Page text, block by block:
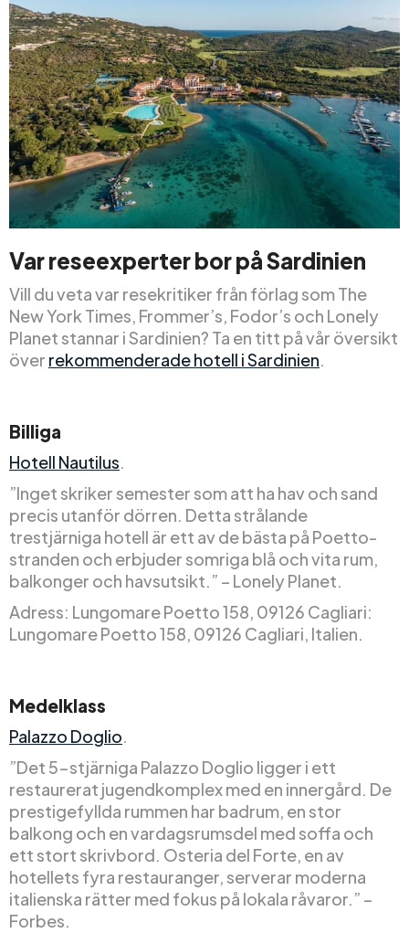
Var reseexperter bor på Sardinien
Vill du veta var resekritiker från förlag som The
New York Times, Frommer’s, Fodor’s och Lonely
Planet stannar i Sardinien? Ta en titt på vår översikt
över rekommenderade hotell i Sardinien.
Billiga
Hotell Nautilus.
”Inget skriker semester som att ha hav och sand
precis utanför dörren. Detta strålande
trestjärniga hotell är ett av de bästa på Poetto-
stranden och erbjuder somriga blå och vita rum,
balkonger och havsutsikt.” – Lonely Planet.
Adress: Lungomare Poetto 158, 09126 Cagliari:
Lungomare Poetto 158, 09126 Cagliari, Italien.
Medelklass
Palazzo Doglio.
”Det 5-stjärniga Palazzo Doglio ligger i ett
restaurerat jugendkomplex med en innergård. De
prestigefyllda rummen har badrum, en stor
balkong och en vardagsrumsdel med soffa och
ett stort skrivbord. Osteria del Forte, en av
hotellets fyra restauranger, serverar moderna
italienska rätter med fokus på lokala råvaror.” –
Forbes.